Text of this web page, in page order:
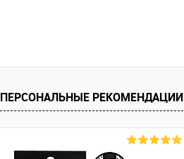
ПЕРСОНАЛЬНЫЕ РЕКОМЕНДАЦИИ